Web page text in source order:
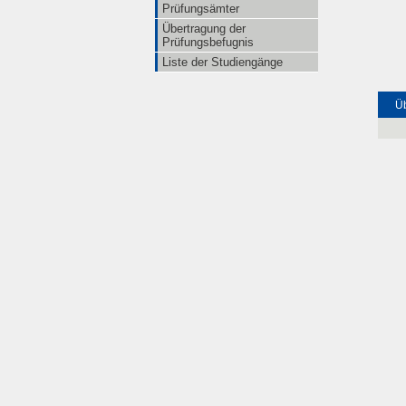
Prüfungsämter
Übertragung der
Prüfungsbefugnis
Liste der Studiengänge